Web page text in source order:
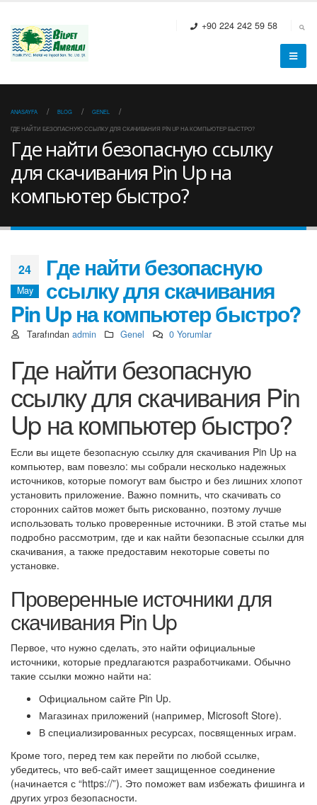
+90 224 242 59 58
ANASAYFA BLOG GENEL
ГДЕ НАЙТИ БЕЗОПАСНУЮ ССЫЛКУ ДЛЯ СКАЧИВАНИЯ PIN UP НА КОМПЬЮТЕР БЫСТРО?
Где найти безопасную ссылку
для скачивания Pin Up на
компьютер быстро?
24
May
Где найти безопасную
ссылку для скачивания
Pin Up на компьютер быстро?
Tarafından admin Genel 0 Yorumlar
Где найти безопасную
ссылку для скачивания Pin
Up на компьютер быстро?
Если вы ищете безопасную ссылку для скачивания Pin Up на
компьютер, вам повезло: мы собрали несколько надежных
источников, которые помогут вам быстро и без лишних хлопот
установить приложение. Важно помнить, что скачивать со
сторонних сайтов может быть рискованно, поэтому лучше
использовать только проверенные источники. В этой статье мы
подробно рассмотрим, где и как найти безопасные ссылки для
скачивания, а также предоставим некоторые советы по
установке.
Проверенные источники для
скачивания Pin Up
Первое, что нужно сделать, это найти официальные
источники, которые предлагаются разработчиками. Обычно
такие ссылки можно найти на:
Официальном сайте Pin Up.
Магазинах приложений (например, Microsoft Store).
В специализированных ресурсах, посвященных играм.
Кроме того, перед тем как перейти по любой ссылке,
убедитесь, что веб-сайт имеет защищенное соединение
(начинается с “https://”). Это поможет вам избежать фишинга и
других угроз безопасности.